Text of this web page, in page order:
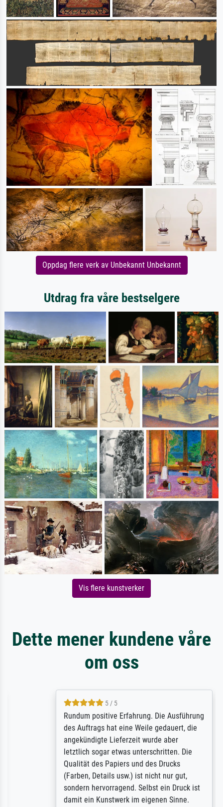
Oppdag flere verk av Unbekannt Unbekannt
Utdrag fra våre bestselgere
Vis flere kunstverker
Dette mener kundene våre
om oss
5 / 5
Rundum positive Erfahrung. Die Ausführung
des Auftrags hat eine Weile gedauert, die
angekündigte Lieferzeit wurde aber
letztlich sogar etwas unterschritten. Die
Qualität des Papiers und des Drucks
(Farben, Details usw.) ist nicht nur gut,
sondern hervorragend. Selbst ein Druck ist
damit ein Kunstwerk im eigenen Sinne.